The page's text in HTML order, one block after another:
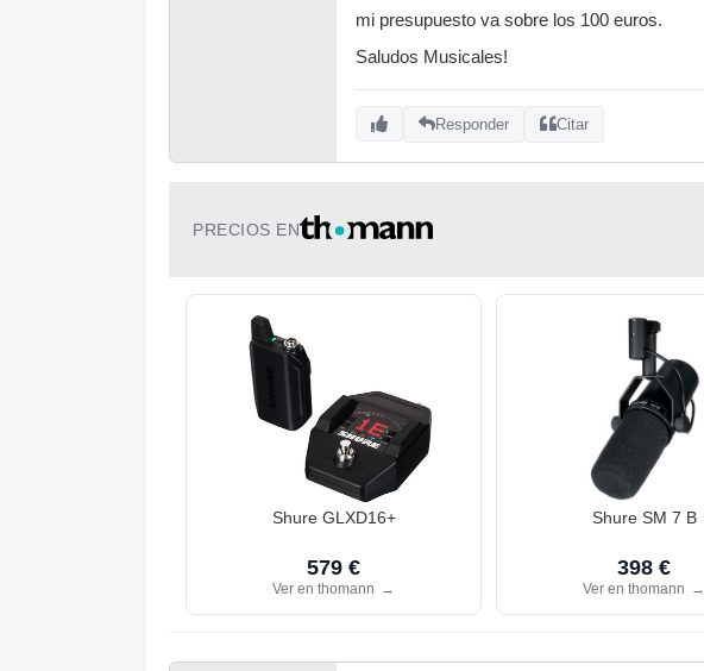
mi presupuesto va sobre los 100 euros.
Saludos Musicales!
Responder Citar
PRECIOS EN
Shure GLXD16+
579 €
Ver en thomann →
Shure SM 7 B
398 €
Ver en thomann →